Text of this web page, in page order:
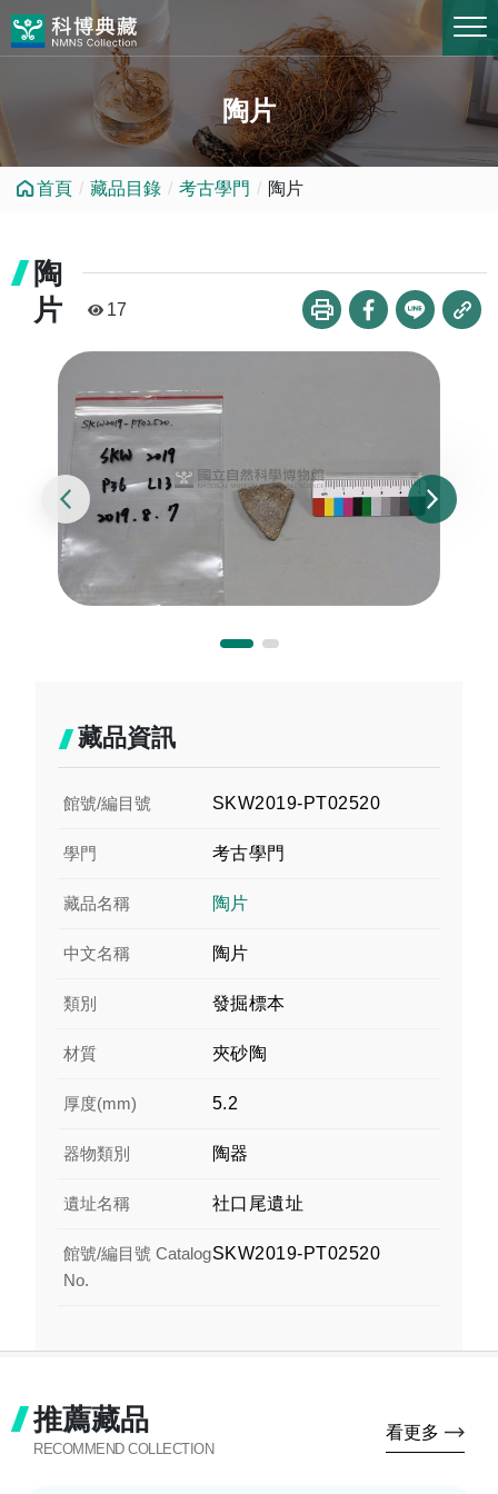
陶片
首頁 藏品目錄 考古學門 陶片
陶
片
17
藏品資訊
館號/編目號 SKW2019-PT02520
學門 考古學門
藏品名稱 陶片
中文名稱 陶片
類別 發掘標本
材質 夾砂陶
厚度(mm) 5.2
器物類別 陶器
遺址名稱 社口尾遺址
館號/編目號 Catalog
No.
SKW2019-PT02520
推薦藏品
RECOMMEND COLLECTION
看更多